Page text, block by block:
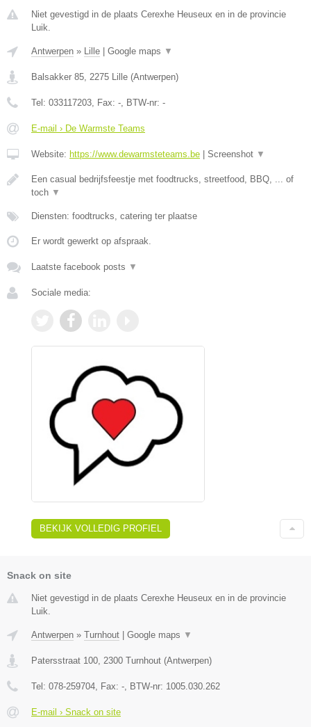
Niet gevestigd in de plaats Cerexhe Heuseux en in de provincie
Luik.
Antwerpen » Lille | Google maps ▼
Balsakker 85 2275 Lille (Antwerpen)
Tel: 033117203 , Fax: - , BTW-nr: -
E-mail › De Warmste Teams
Website: https://www.dewarmsteteams.be | Screenshot ▼
Een casual bedrijfsfeestje met foodtrucks, streetfood, BBQ, ... of
toch ▼
Diensten: foodtrucks, catering ter plaatse
Er wordt gewerkt op afspraak.
Laatste facebook posts ▼
Sociale media:
BEKIJK VOLLEDIG PROFIEL
Snack on site
Niet gevestigd in de plaats Cerexhe Heuseux en in de provincie
Luik.
Antwerpen » Turnhout | Google maps ▼
Patersstraat 100 2300 Turnhout (Antwerpen)
Tel: 078-259704 , Fax: - , BTW-nr: 1005.030.262
E-mail › Snack on site